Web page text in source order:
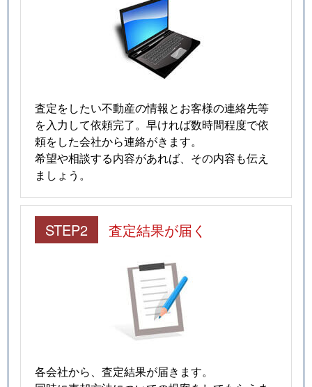
査定をしたい不動産の情報とお客様の連絡先等
を入力して依頼完了。早ければ数時間程度で依
頼をした会社から連絡がきます。
希望や相談する内容があれば、その内容も伝え
ましょう。
STEP2 査定結果が届く
各会社から、査定結果が届きます。